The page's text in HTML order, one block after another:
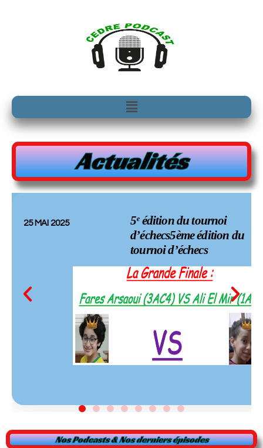
Menu
Actualités
25 MAI 2025
5ᵉ édition du tournoi
d’échecs5ème édition du
tournoi d’échecs
Nos Podcasts & Nos derniers épisodes